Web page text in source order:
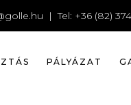
| Tel: +36 (82)
PÁLYÁZAT